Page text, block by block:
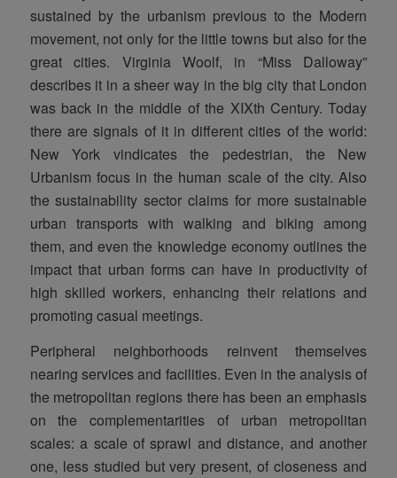
sustained by the urbanism previous to the Modern
movement, not only for the little towns but also for the
great cities. Virginia Woolf, in “Miss Dalloway”
describes it in a sheer way in the big city that London
was back in the middle of the XIXth Century. Today
there are signals of it in different cities of the world:
New York vindicates the pedestrian, the New
Urbanism focus in the human scale of the city. Also
the sustainability sector claims for more sustainable
urban transports with walking and biking among
them, and even the knowledge economy outlines the
impact that urban forms can have in productivity of
high skilled workers, enhancing their relations and
promoting casual meetings.
Peripheral neighborhoods reinvent themselves
nearing services and facilities. Even in the analysis of
the metropolitan regions there has been an emphasis
on the complementarities of urban metropolitan
scales: a scale of sprawl and distance, and another
one, less studied but very present, of closeness and